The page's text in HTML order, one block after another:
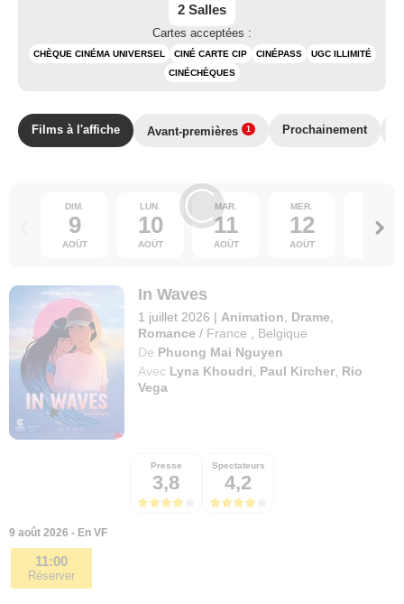
2 Salles
Cartes acceptées :
CHÈQUE CINÉMA UNIVERSEL CINÉ CARTE CIP CINÉPASS
UGC ILLIMITÉ
CINÉCHÈQUES
Films à l'affiche Avant-premières 1 Prochainement
DIM.
9
AOÛT
LUN.
10
AOÛT
MAR.
11
AOÛT
MER.
12
AOÛT
13
In Waves
1 juillet 2026 | Animation Drame
Romance / France
Belgique
De Phuong Mai Nguyen
Avec Lyna Khoudri Paul Kircher Rio
Vega
Presse
3,8
Spectateurs
4,2
9 août 2026 - En VF
11:00
Réserver